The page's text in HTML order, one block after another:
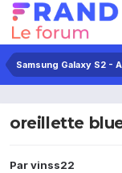
Samsung Galaxy S2 -
oreillette
Parvinss22